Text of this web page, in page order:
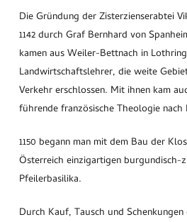
Die Gründung der Zisterzienserabtei
1142 durch Graf Bernhard von
kamen aus Weiler-Bettnach in
Landwirtschaftslehrer, die weite
Verkehr erschlossen. Mit ihnen kam
führende französische Theologie nach
1150 begann man mit dem Bau der
Österreich einzigartigen burgundisch-
Pfeilerbasilika.
Durch Kauf, Tausch und